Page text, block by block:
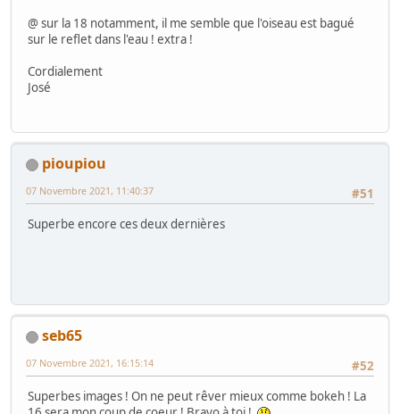
@ sur la 18 notamment, il me semble que l'oiseau est bagué
sur le reflet dans l'eau ! extra !
Cordialement
José
pioupiou
#51
07 Novembre 2021, 11:40:37
Superbe encore ces deux dernières
seb65
#52
07 Novembre 2021, 16:15:14
Superbes images ! On ne peut rêver mieux comme bokeh ! La